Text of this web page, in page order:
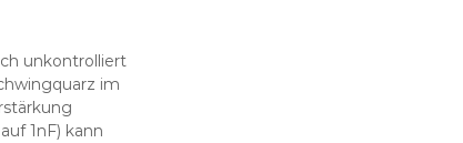
unkontrolliert
im
1nF) kann